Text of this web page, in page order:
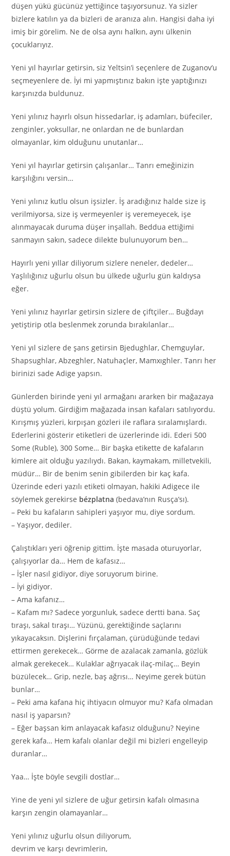
düşen yükü gücünüz yettiğince taşıyorsunuz. Ya sizler
bizlere katılın ya da bizleri de aranıza alın. Hangisi daha iyi
imiş bir görelim. Ne de olsa aynı halkın, aynı ülkenin
çocuklarıyız.
Yeni yıl hayırlar getirsin, siz Yeltsin’i seçenlere de Zuganov’u
seçmeyenlere de. İyi mi yapmıştınız bakın işte yaptığınızı
karşınızda buldunuz.
Yeni yılınız hayırlı olsun hissedarlar, iş adamları, büfeciler,
zenginler, yoksullar, ne onlardan ne de bunlardan
olmayanlar, kim olduğunu unutanlar…
Yeni yıl hayırlar getirsin çalışanlar… Tanrı emeğinizin
karşılığını versin…
Yeni yılınız kutlu olsun işsizler. İş aradığınız halde size iş
verilmiyorsa, size iş vermeyenler iş veremeyecek, işe
alınmayacak duruma düşer inşallah. Beddua ettiğimi
sanmayın sakın, sadece dilekte bulunuyorum ben…
Hayırlı yeni yıllar diliyorum sizlere neneler, dedeler…
Yaşlılığınız uğurlu olsun bu ülkede uğurlu gün kaldıysa
eğer.
Yeni yılınız hayırlar getirsin sizlere de çiftçiler… Buğdayı
yetiştirip otla beslenmek zorunda bırakılanlar…
Yeni yıl sizlere de şans getirsin Bjedughlar, Chemguylar,
Shapsughlar, Abzeghler, Natuhaçler, Mamxıghler. Tanrı her
birinizi sade Adige yapsın.
Günlerden birinde yeni yıl armağanı ararken bir mağazaya
düştü yolum. Girdiğim mağazada insan kafaları satılıyordu.
Kırışmış yüzleri, kırpışan gözleri ile raflara sıralamışlardı.
Ederlerini gösterir etiketleri de üzerlerinde idi. Ederi 500
Some (Ruble), 300 Some… Bir başka etikette de kafaların
kimlere ait olduğu yazılıydı. Bakan, kaymakam, milletvekili,
müdür… Bir de benim senin gibilerden bir kaç kafa.
Üzerinde ederi yazılı etiketi olmayan, hakiki Adigece ile
söylemek gerekirse bézplatna (bedava’nın Rusça’sı).
– Peki bu kafaların sahipleri yaşıyor mu, diye sordum.
– Yaşıyor, dediler.
Çalıştıkları yeri öğrenip gittim. İşte masada oturuyorlar,
çalışıyorlar da… Hem de kafasız…
– İşler nasıl gidiyor, diye soruyorum birine.
– İyi gidiyor.
– Ama kafanız…
– Kafam mı? Sadece yorgunluk, sadece dertti bana. Saç
tıraşı, sakal tıraşı… Yüzünü, gerektiğinde saçlarını
yıkayacaksın. Dişlerini fırçalaman, çürüdüğünde tedavi
ettirmen gerekecek… Görme de azalacak zamanla, gözlük
almak gerekecek… Kulaklar ağrıyacak ilaç-milaç… Beyin
büzülecek… Grip, nezle, baş ağrısı… Neyime gerek bütün
bunlar…
– Peki ama kafana hiç ihtiyacın olmuyor mu? Kafa olmadan
nasıl iş yaparsın?
– Eğer başsan kim anlayacak kafasız olduğunu? Neyine
gerek kafa… Hem kafalı olanlar değil mi bizleri engelleyip
duranlar…
Yaa… İşte böyle sevgili dostlar…
Yine de yeni yıl sizlere de uğur getirsin kafalı olmasına
karşın zengin olamayanlar…
Yeni yılınız uğurlu olsun diliyorum,
devrim ve karşı devrimlerin,